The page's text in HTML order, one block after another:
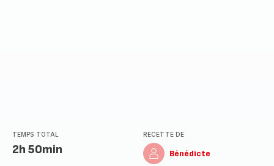
TEMPS TOTAL
2h 50min
RECETTE DE
Bénédicte